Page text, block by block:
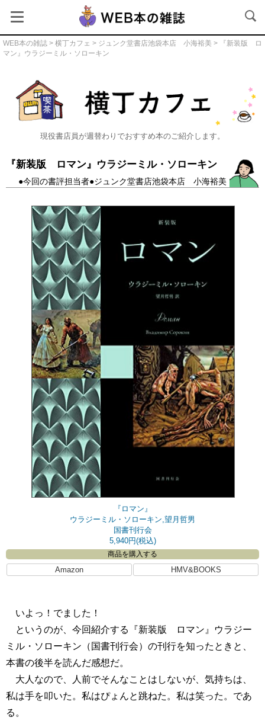
WEB本の雑誌 > 横丁カフェ > ジュンク堂書店池袋本店 小海裕美 > 『新装版 ロ
マン』ウラジーミル・ソローキン
横丁カフェ現役書店員が週替わりでおすすめ本のご紹介します。
『新装版 ロマン』ウラジーミル・ソローキン
●今回の書評担当者●ジュンク堂書店池袋本店 小海裕美
『ロマン』
ウラジーミル・ソローキン,望月哲男
国書刊行会
5,940円(税込)
商品を購入する
Amazon HMV&BOOKS
いよっ！でました！
というのが、今回紹介する『新装版 ロマン』ウラジー
ミル・ソローキン（国書刊行会）の刊行を知ったときと、
本書の後半を読んだ感想だ。
大人なので、人前でそんなことはしないが、気持ちは、
私は手を叩いた。私はぴょんと跳ねた。私は笑った。であ
る。